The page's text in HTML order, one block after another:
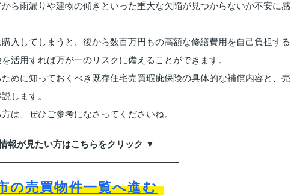
ら雨漏りや建物の傾きといった重大な欠陥が見つからないか不安に感
入してしまうと、後から数百万円もの高額な修繕費用を自己負担する
活用すれば万が一のリスクに備えることができます。
めに知っておくべき既存住宅売買瑕疵保険の具体的な補償内容と、売
します。
は、ぜひご参考になさってくださいね。
報が見たい方はこちらをクリック ▼
の売買物件一覧へ進む